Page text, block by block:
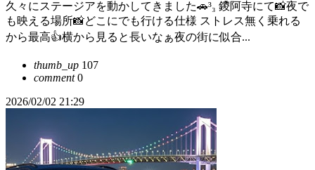
久々にステージアを動かしてきました🚗³₃ 鑁阿寺にて📸夜で
も映える場所📸どこにでも行ける仕様 ストレス無く乗れる
から最高👍横から見ると長いなぁ夜の街に似合...
thumb_up 107
comment0
2026/02/02 21:29